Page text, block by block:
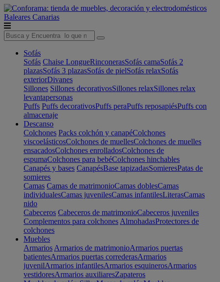
Baleares Canarias
Sofás
Sofás Chaise LongueRinconerasSofás camaSofás 2
plazasSofás 3 plazasSofás de pielSofás relaxSofás
exteriorDivanes
Sillones Sillones decorativosSillones relaxSillones relax
levantapersonas
Puffs Puffs decorativosPuffs peraPuffs reposapiésPuffs con
almacenaje
Descanso
Colchones Packs colchón y canapéColchones
viscoelásticosColchones de muellesColchones de muelles
ensacadosColchones enrolladosColchones de
espumaColchones para bebéColchones hinchables
Canapés y bases CanapésBase tapizadasSomieresPatas de
somieres
Camas Camas de matrimonioCamas doblesCamas
individualesCamas juvenilesCamas infantilesLiterasCamas
nido
Cabeceros Cabeceros de matrimonioCabeceros juveniles
Complementos para colchones AlmohadasProtectores de
colchones
Muebles
Armarios Armarios de matrimonioArmarios puertas
batientesArmarios puertas correderasArmarios
juvenilArmarios infantilesArmarios esquinerosArmarios
vestidoresArmarios auxiliaresZapateros